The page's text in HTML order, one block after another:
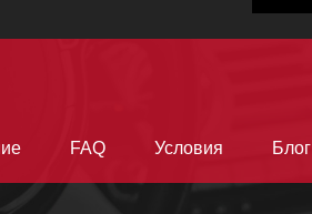
FAQ Условия Блог